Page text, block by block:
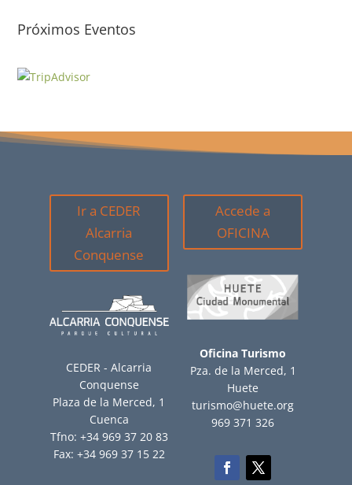
Próximos Eventos
Ir a CEDER
Alcarria
Conquense
CEDER - Alcarria
Conquense
Plaza de la Merced, 1
Cuenca
Tfno: +34 969 37 20 83
Fax: +34 969 37 15 22
Accede a
OFICINA
Oficina Turismo
Pza. de la Merced, 1
Huete
turismo@huete.org
969 371 326